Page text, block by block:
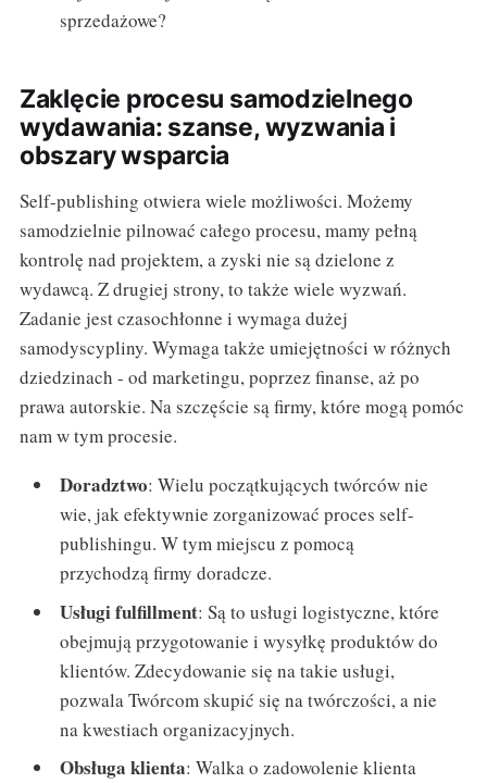
sprzedażowe?
Zaklęcie procesu samodzielnego
wydawania: szanse, wyzwania i
obszary wsparcia
Self-publishing otwiera wiele możliwości. Możemy
samodzielnie pilnować całego procesu, mamy pełną
kontrolę nad projektem, a zyski nie są dzielone z
wydawcą. Z drugiej strony, to także wiele wyzwań.
Zadanie jest czasochłonne i wymaga dużej
samodyscypliny. Wymaga także umiejętności w różnych
dziedzinach - od marketingu, poprzez finanse, aż po
prawa autorskie. Na szczęście są firmy, które mogą pomóc
nam w tym procesie.
Doradztwo: Wielu początkujących twórców nie
wie, jak efektywnie zorganizować proces self-
publishingu. W tym miejscu z pomocą
przychodzą firmy doradcze.
Usługi fulfillment: Są to usługi logistyczne, które
obejmują przygotowanie i wysyłkę produktów do
klientów. Zdecydowanie się na takie usługi,
pozwala Twórcom skupić się na twórczości, a nie
na kwestiach organizacyjnych.
Obsługa klienta: Walka o zadowolenie klienta